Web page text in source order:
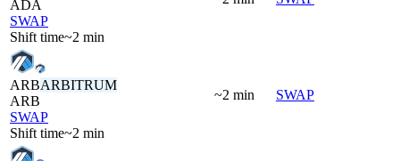
ADA
SWAP
Shift time~2 min
ARBARBITRUM
ARB
SWAP
Shift time~2 min
~2 min SWAP